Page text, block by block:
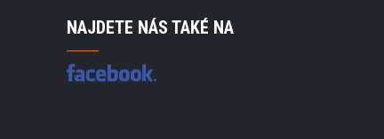
NAJDETE NÁS TAKÉ NA